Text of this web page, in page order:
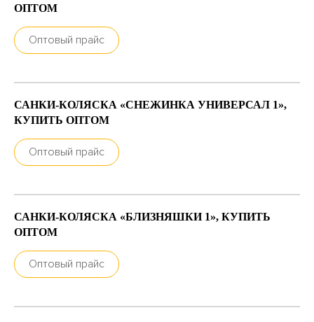
ОПТОМ
Оптовый прайс
САНКИ-КОЛЯСКА «СНЕЖИНКА УНИВЕРСАЛ 1»,
КУПИТЬ ОПТОМ
Оптовый прайс
САНКИ-КОЛЯСКА «БЛИЗНЯШКИ 1», КУПИТЬ
ОПТОМ
Оптовый прайс